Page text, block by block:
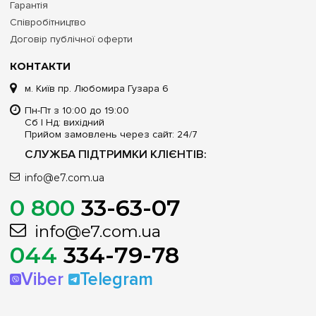
Архітектура внутрішнього шасі (рядність)
4 ряди по 24 модуліна знімній жорсткій рамі
Доступні модифікації за типом монтажу
Внутрішній (вбудовуваний у нішу) / Зовнішній (накладний /
навісний)
Матеріал та базовий колір корпусу
Високоміцний самозатухаючий пластик (технополімер),
колір — білий
Варианти виконання фронтальних дверцят
На вибір: Білі (суцільні пластикові) / Прозорі (для
візуального контролю)
Ступінь захисту оболонки (клас IP)
IP40 (базовий інтер'єрний)
КОНТАКТИ
м. Київ пр. Любомира Гузара 6
Пн-Пт з 10:00 до 19:00
Сб | Нд: вихідний
Прийом замовлень через сайт: 24/7
СЛУЖБА ПІДТРИМКИ КЛІЄНТІВ:
info@e7.com.ua
0 800 33-63-07
info@e7.com.ua
044 334-79-78
Viber Telegram
Гарантія
Співробітництво
Договір публічної оферти